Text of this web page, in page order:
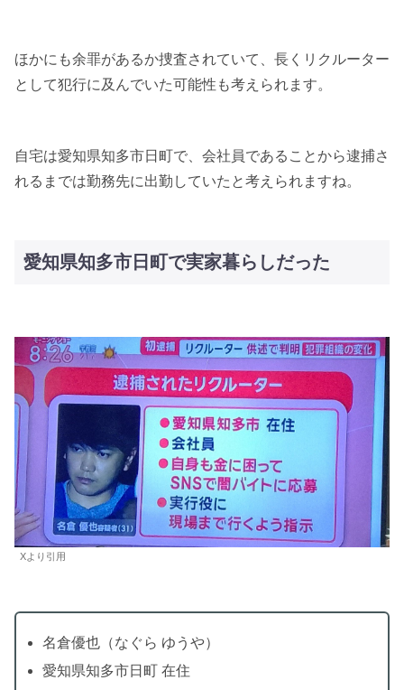
ほかにも余罪があるか捜査されていて、長くリクルーター
として犯行に及んでいた可能性も考えられます。
自宅は愛知県知多市日町で、会社員であることから逮捕さ
れるまでは勤務先に出勤していたと考えられますね。
愛知県知多市日町で実家暮らしだった
Xより引用
名倉優也（なぐら ゆうや）
愛知県知多市日町 在住